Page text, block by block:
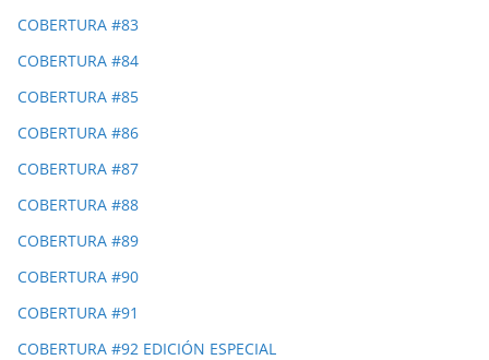
COBERTURA #83
COBERTURA #84
COBERTURA #85
COBERTURA #86
COBERTURA #87
COBERTURA #88
COBERTURA #89
COBERTURA #90
COBERTURA #91
COBERTURA #92 EDICIÓN ESPECIAL